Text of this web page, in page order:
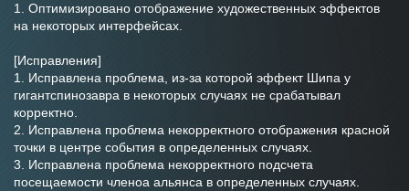
1. Оптимизировано отображение художественных эффектов
на некоторых интерфейсах.
[Исправления]
1. Исправлена проблема, из-за которой эффект Шипа у
гигантспинозавра в некоторых случаях не срабатывал
корректно.
2. Исправлена проблема некорректного отображения красной
точки в центре события в определенных случаях.
3. Исправлена проблема некорректного подсчета
посещаемости членоа альянса в определенных случаях.